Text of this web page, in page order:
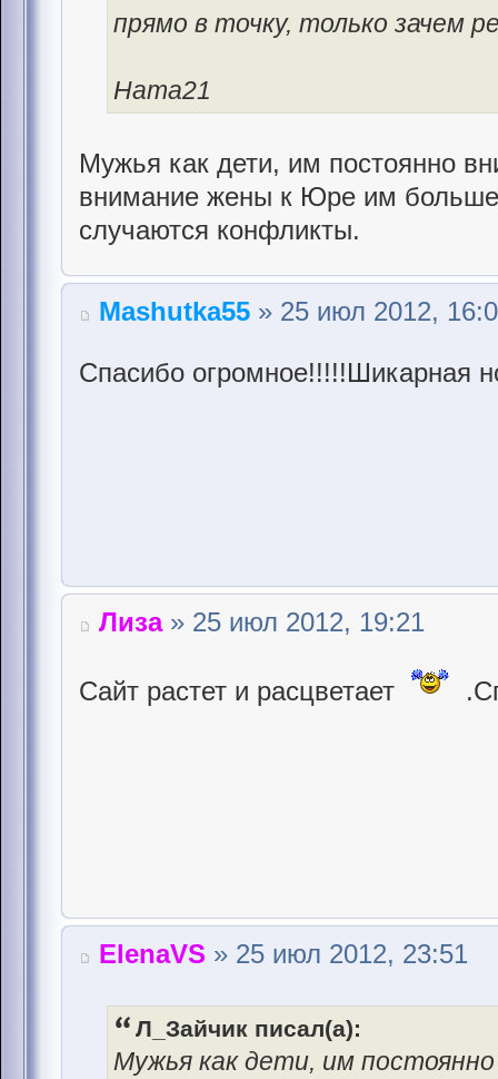
прямо в точку, только зачем
Ната21
Мужья как дети, им постоянно
внимание жены к Юре им
случаются конфликты.
Mashutka55 » 25 июл 2012,
Спасибо огромное!!!!!Шикарная
Лиза» 25 июл 2012, 19:21
Сайт растет и расцветает
ElenaVS » 25 июл 2012, 23:51
Л_Зайчик писал(а):
Мужья как дети, им